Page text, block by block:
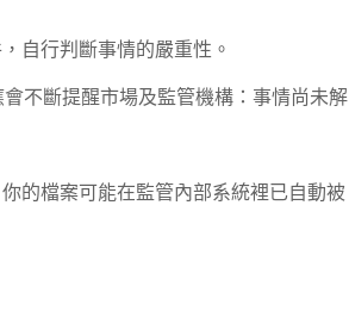
自行判斷事情的嚴重性。
不斷提醒市場及監管機構：事情尚未解
的檔案可能在監管內部系統裡已自動被